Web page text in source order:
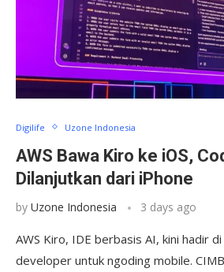
Digilife Uzone Indonesia
AWS Bawa Kiro ke iOS,
Dilanjutkan dari iPhone
by Uzone Indonesia 3 days ago
AWS Kiro, IDE berbasis AI, kini hadir
developer untuk ngoding mobile.